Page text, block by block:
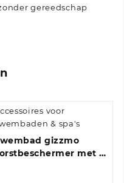
gereedschap
voor
& spa's
gizzmo
met 2